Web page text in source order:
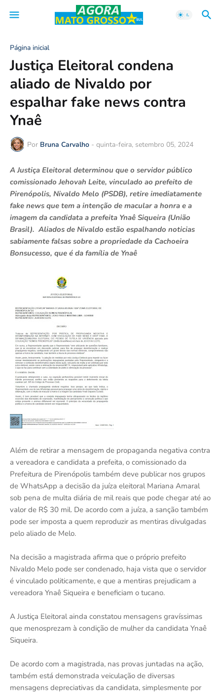
Página inicial
Justiça Eleitoral condena
aliado de Nivaldo por
espalhar fake news contra
Ynaê
Por Bruna Carvalho - quinta-feira, setembro 05, 2024
A Justiça Eleitoral determinou que o servidor público
comissionado Jehovah Leite, vinculado ao prefeito de
Pirenópolis, Nivaldo Melo (PSDB), retire imediatamente
fake news que tem a intenção de macular a honra e a
imagem da candidata a prefeita Ynaê Siqueira (União
Brasil). Aliados de Nivaldo estão espalhando noticias
sabiamente falsas sobre a propriedade da Cachoeira
Bonsucesso, que é da família de Ynaê
Além de retirar a mensagem de propaganda negativa contra
a vereadora e candidata a prefeita, o comissionado da
Prefeitura de Pirenópolis também deve publicar nos grupos
de WhatsApp a decisão da juíza eleitoral Mariana Amaral
sob pena de multa diária de mil reais que pode chegar até ao
valor de R$ 30 mil. De acordo com a juíza, a sanção também
pode ser imposta a quem reproduzir as mentiras divulgadas
pelo aliado de Melo.
Na decisão a magistrada afirma que o próprio prefeito
Nivaldo Melo pode ser condenado, haja vista que o servidor
é vinculado politicamente, e que a mentiras prejudicam a
vereadora Ynaê Siqueira e beneficiam o tucano.
A Justiça Eleitoral ainda constatou mensagens gravíssimas
que menosprezam à condição de mulher da candidata Ynaê
Siqueira.
De acordo com a magistrada, nas provas juntadas na ação,
também está demonstrada veiculação de diversas
mensagens depreciativas da candidata, simplesmente por